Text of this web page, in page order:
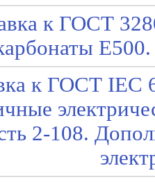
к ГОСТ
к ГОСТ IEC
2-108.